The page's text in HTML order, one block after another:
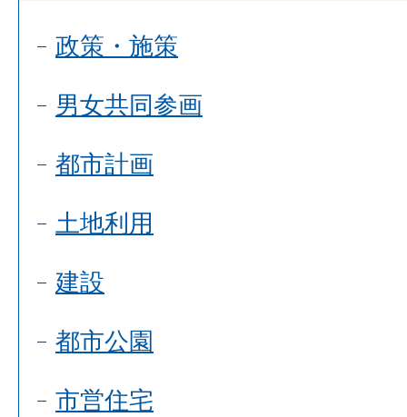
政策・施策
男女共同参画
都市計画
土地利用
建設
都市公園
市営住宅